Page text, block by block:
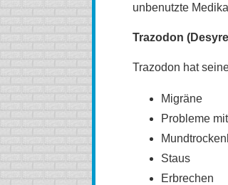
unbenutzte
Trazodon
Trazodon hat
Migräne
Probleme
Staus
Erbrechen